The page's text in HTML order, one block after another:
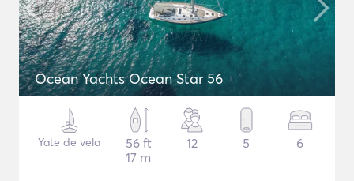
Ocean Yachts Ocean Star 56
Yate de vela
56 ft
17 m
12 5 6